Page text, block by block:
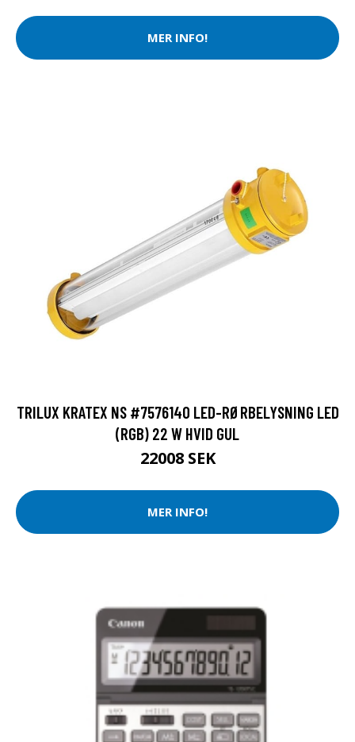
MER INFO!
TRILUX KRATEX NS #7576140 LED-RØRBELYSNING LED
(RGB) 22 W HVID GUL
22008 SEK
MER INFO!